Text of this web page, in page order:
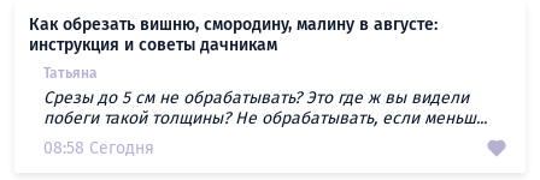
Как обрезать вишню, смородину, малину в августе:
инструкция и советы дачникам
Татьяна
Срезы до 5 см не обрабатывать? Это где ж вы видели
побеги такой толщины? Не обрабатывать, если меньш...
08:58 Сегодня